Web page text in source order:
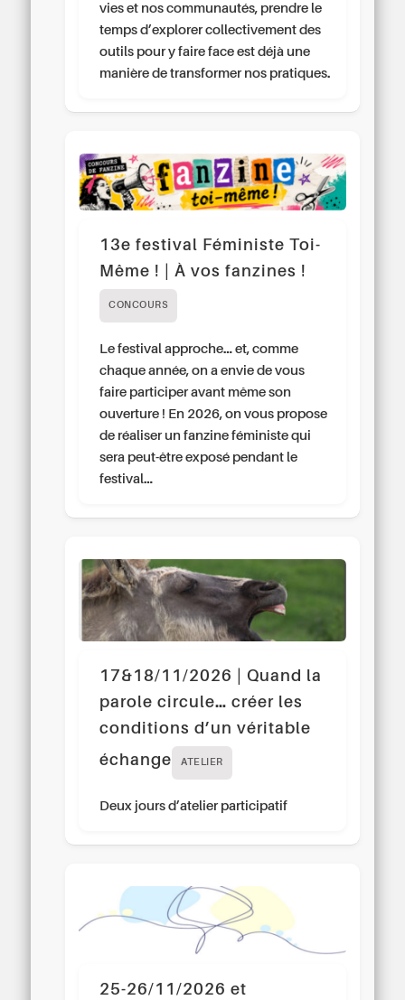
vies et nos communautés, prendre le
temps d’explorer collectivement des
outils pour y faire face est déjà une
manière de transformer nos pratiques.
13e festival Féministe Toi-
Même ! | À vos fanzines !
CONCOURS
Le festival approche… et, comme
chaque année, on a envie de vous
faire participer avant même son
ouverture ! En 2026, on vous propose
de réaliser un fanzine féministe qui
sera peut-être exposé pendant le
festival…
17&18/11/2026 | Quand la
parole circule… créer les
conditions d’un véritable
échange
ATELIER
Deux jours d’atelier participatif
25-26/11/2026 et